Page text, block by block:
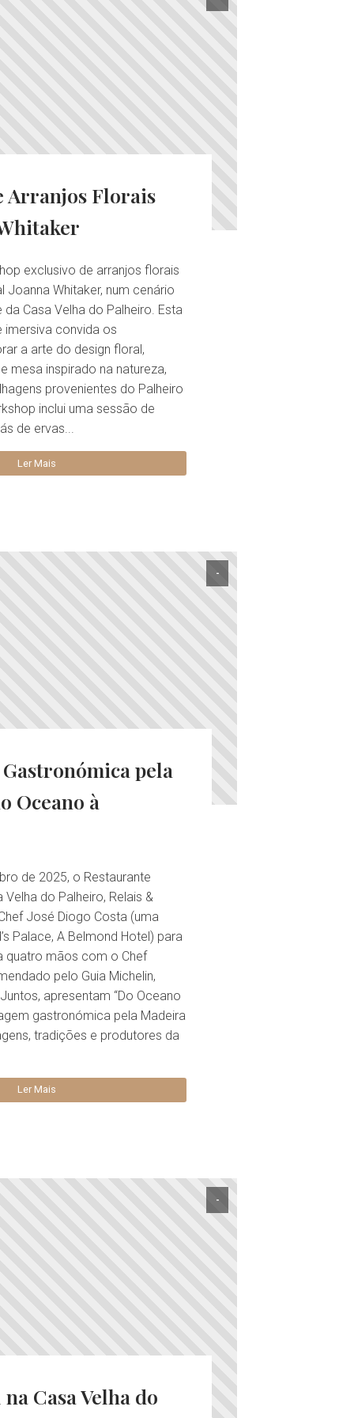
Arranjos Florais
exclusivo de arranjos florais
Whitaker, num cenário
Casa Velha do Palheiro. Esta
imersiva convida os
a arte do design floral,
mesa inspirado na natureza,
provenientes do Palheiro
inclui uma sessão de
de ervas...
Ler Mais
-
pela
Oceano à
de 2025, o Restaurante
Velha do Palheiro, Relais &
José Diogo Costa (uma
Palace, A Belmond Hotel) para
quatro mãos com o Chef
pelo Guia Michelin,
apresentam “Do Oceano
gastronómica pela Madeira
tradições e produtores da
Ler Mais
-
Casa Velha do